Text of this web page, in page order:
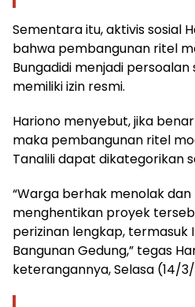
Sementara itu, aktivis sosial
bahwa pembangunan ritel
Bungadidi menjadi
memiliki izin resmi.
Hariono menyebut, jika
maka pembangunan ritel
Tanalili dapat dikategorikan
“Warga berhak menolak
menghentikan proyek
perizinan lengkap, termasuk
Bangunan Gedung,” tegas
keterangannya, Selasa (14/